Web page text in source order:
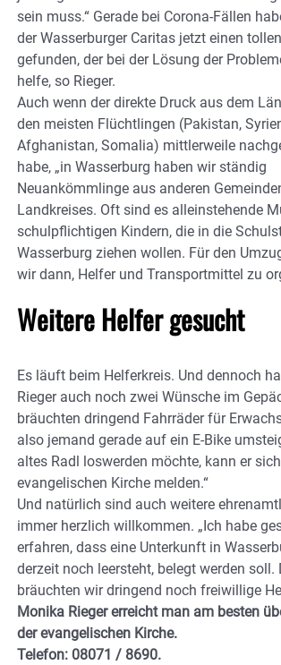
sein muss.“ Gerade bei Corona-Fällen
der Wasserburger Caritas jetzt einen
gefunden, der bei der Lösung der
helfe, so Rieger.
Auch wenn der direkte Druck aus dem
den meisten Flüchtlingen (Pakistan,
Afghanistan, Somalia) mittlerweile
habe, „in Wasserburg haben wir ständig
Neuankömmlinge aus anderen
Landkreises. Oft sind es alleinstehende
schulpflichtigen Kindern, die in die
Wasserburg ziehen wollen. Für den
wir dann, Helfer und Transportmittel zu
Weitere Helfer gesucht
Es läuft beim Helferkreis. Und dennoch
Rieger auch noch zwei Wünsche im
bräuchten dringend Fahrräder für
also jemand gerade auf ein E-Bike
altes Radl loswerden möchte, kann er
evangelischen Kirche melden.“
Und natürlich sind auch weitere
immer herzlich willkommen. „Ich habe
erfahren, dass eine Unterkunft in
derzeit noch leersteht, belegt werden soll.
bräuchten wir dringend noch freiwillige
Monika Rieger erreicht man am besten
der evangelischen Kirche.
Telefon: 08071 / 8690.